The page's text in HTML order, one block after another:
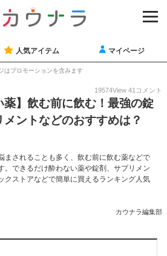
人気アイテム マイページ
はプロモーションを含みます
19574View 41 コメント
薬】飲む前に飲む！最強の錠
メントなどのおすすめは？
まされることも多く、飲む前に飲む薬などで
。できるだけ酔わない薬や錠剤、サプリメン
クストアなどで簡単に買えるランキング人気
カウナラ編集部